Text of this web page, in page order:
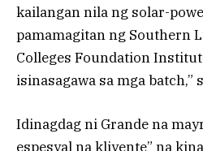
kailangan nila ng solar-
pamamagitan ng Southern
Colleges Foundation
isinasagawa sa mga batch,”
Idinagdag ni Grande na
espesyal na kliyente” na